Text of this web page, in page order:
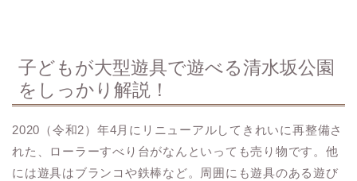
子どもが大型遊具で遊べる清水坂公園
をしっかり解説！
2020（令和2）年4月にリニューアルしてきれいに再整備さ
れた、ローラーすべり台がなんといっても売り物です。他
には遊具はブランコや鉄棒など。周囲にも遊具のある遊び